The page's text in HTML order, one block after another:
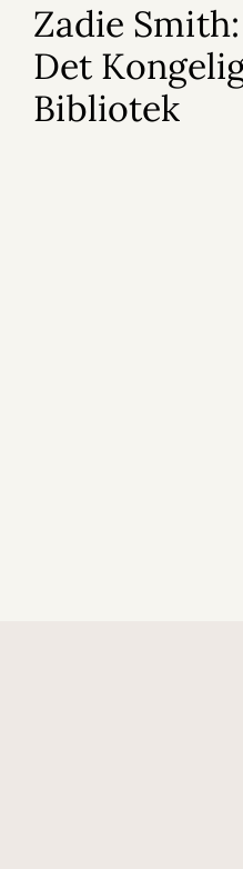
Zadie
Det
Bibliotek